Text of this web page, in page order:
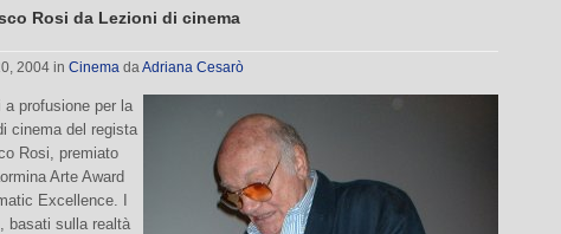
Rosi da Lezioni di cinema
2004 in Cinema daAdriana Cesarò
a profusione per la
cinema del regista
Rosi, premiato
Arte Award
Excellence. I
basati sulla realtà